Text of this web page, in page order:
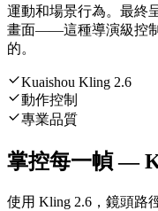
運動和場景行為。最終
畫面——這種導演級控
的。
Kuaishou Kling 2.6
動作控制
專業品質
掌控每一幀 —
使用 Kling 2.6，鏡頭路